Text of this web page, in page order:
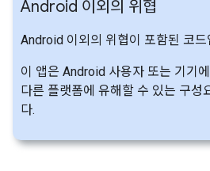
Android 이외의 위협
Android 이외의 위협이 포함된 코드
이 앱은 Android 사용자 또는 기기
다른 플랫폼에 유해할 수 있는 구성
다.